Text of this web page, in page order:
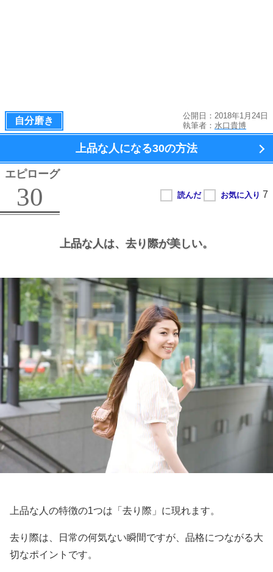
自分磨き
公開日：2018年1月24日
執筆者： 水口貴博
上品な人になる30の方法
エピローグ
30
上品な人は、 去り際が美しい。
上品な人の特徴の1つは「去り際」に現れます。
去り際は、日常の何気ない瞬間ですが、品格につながる大
切なポイントです。